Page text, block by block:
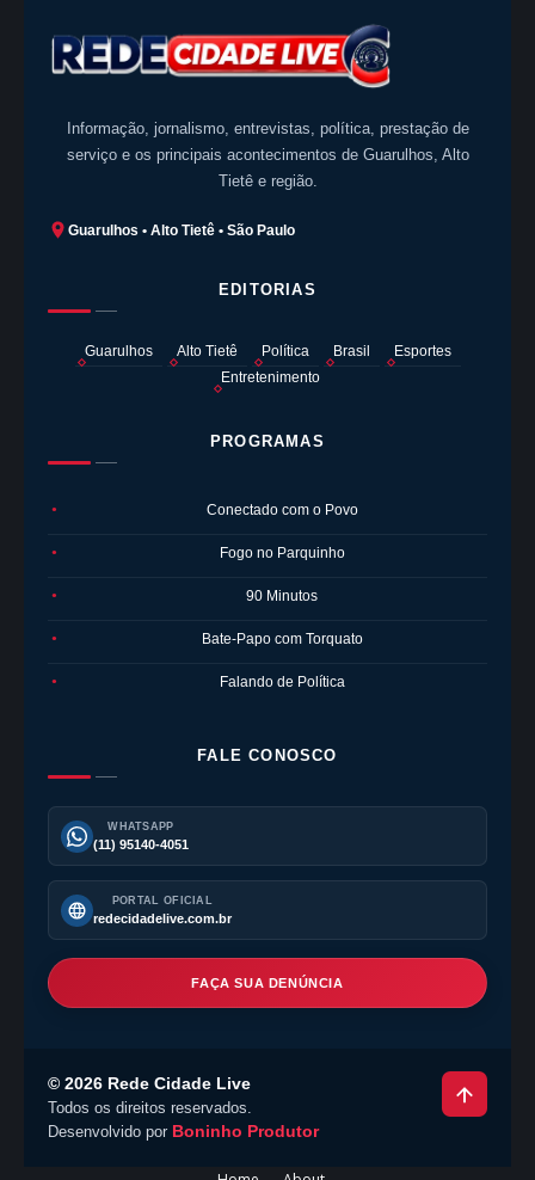
Informação, jornalismo, entrevistas, política, prestação de
serviço e os principais acontecimentos de Guarulhos, Alto
Tietê e região.
Guarulhos • Alto Tietê • São Paulo
EDITORIAS
Guarulhos Alto Tietê Política Brasil
Esportes
Entretenimento
PROGRAMAS
● Conectado com o Povo
● Fogo no Parquinho
● 90 Minutos
● Bate-Papo com Torquato
● Falando de Política
FALE CONOSCO
WHATSAPP
(11) 95140-4051
PORTAL OFICIAL
redecidadelive.com.br
FAÇA SUA DENÚNCIA
© 2026 Rede Cidade Live
Todos os direitos reservados.
Desenvolvido por Boninho Produtor